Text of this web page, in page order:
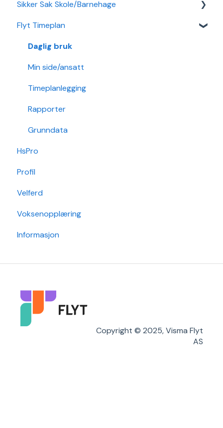
Sikker Sak Barnehage
Ansatt
Økonomi
Nettverk
Integrasjon Sikker Sak
Elevportal
Foresattportal
Min Skole - Ansattapp
Min Skole - Foresattapp
SFO
Arkiv/VSA
Søknader
Karakterer/Vitnemål
Flyt Foresatt
Sikker Sak Skole/Barnehage
Godkjenning
Hendelse
Hovedperson
Post
Sak
Flyt Timeplan
Daglig bruk
Min side/ansatt
Timeplanlegging
Rapporter
Grunndata
HsPro
Profil
Velferd
Voksenopplæring
Informasjon
Copyright © 2025, Visma Flyt
AS